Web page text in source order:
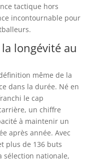
tactique hors
incontournable pour
longévité au
même de la
dans la durée. Né en
le cap
un chiffre
à maintenir un
après année. Avec
plus de 136 buts
sélection nationale,